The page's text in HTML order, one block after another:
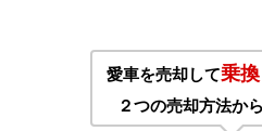
愛車を売却して乗換
２つの売却方法か